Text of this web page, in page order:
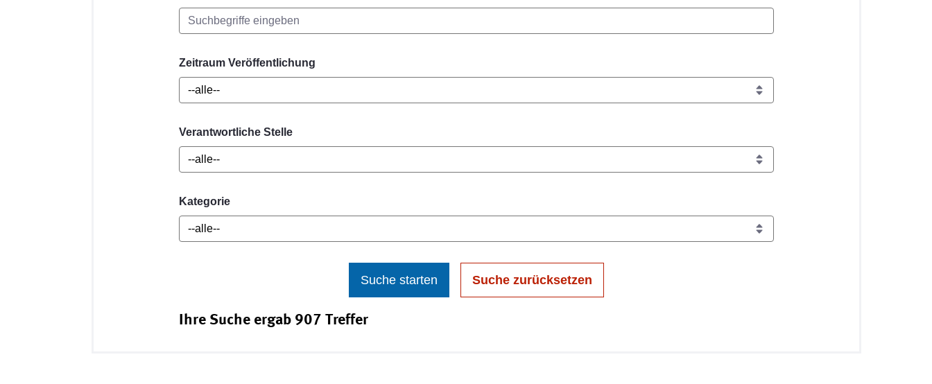
Zeitraum Veröffentlichung
Verantwortliche Stelle
Kategorie
Suche starten Suche zurücksetzen
Ihre Suche ergab 907 Treffer